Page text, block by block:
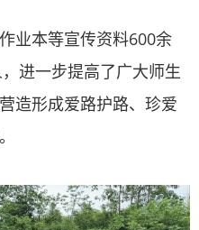
业本等宣传资料600余
进一步提高了广大师生
造形成爱路护路、珍爱